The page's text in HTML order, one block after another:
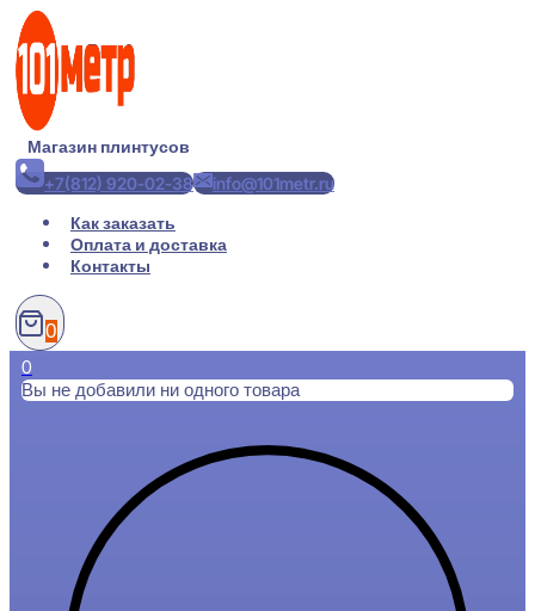
Перейти
содержимому
Магазин плинтусов
+7(812) 920-02-38
info@101metr.ru
Как заказать
Оплата и доставка
Контакты
0
0
Вы не добавили ни одного товара